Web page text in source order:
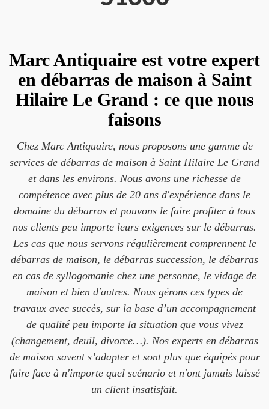
Marc Antiquaire est votre expert
en débarras de maison à Saint
Hilaire Le Grand : ce que nous
faisons
Chez Marc Antiquaire, nous proposons une gamme de
services de débarras de maison à Saint Hilaire Le Grand
et dans les environs. Nous avons une richesse de
compétence avec plus de 20 ans d'expérience dans le
domaine du débarras et pouvons le faire profiter à tous
nos clients peu importe leurs exigences sur le débarras.
Les cas que nous servons régulièrement comprennent le
débarras de maison, le débarras succession, le débarras
en cas de syllogomanie chez une personne, le vidage de
maison et bien d'autres. Nous gérons ces types de
travaux avec succès, sur la base d’un accompagnement
de qualité peu importe la situation que vous vivez
(changement, deuil, divorce…). Nos experts en débarras
de maison savent s’adapter et sont plus que équipés pour
faire face à n'importe quel scénario et n'ont jamais laissé
un client insatisfait.